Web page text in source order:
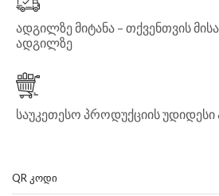
ადგილზე მიტანა – თქვენთვის
ადგილზე
საუკეთესო პროდუქციის უდიდესი
QR ᲙᲝᲓᲘ